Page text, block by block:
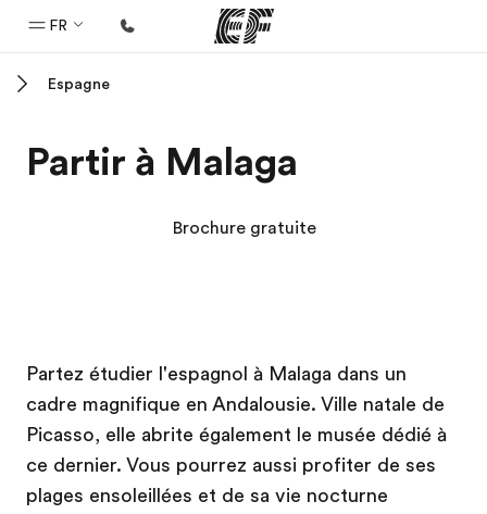
FR
Programmes
Qui sommes-nous ?
EF recrute
Rejoignez nos équipes
Espagne
Partir à Malaga
Brochure gratuite
Partez étudier l'espagnol à Malaga dans un
cadre magnifique en Andalousie. Ville natale de
Picasso, elle abrite également le musée dédié à
ce dernier. Vous pourrez aussi profiter de ses
plages ensoleillées et de sa vie nocturne